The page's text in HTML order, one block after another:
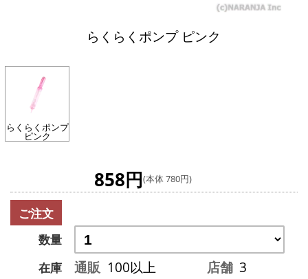
らくらくポンプ ピンク
らくらくポンプ
ピンク
858円(本体 780円)
ご注文
数量
在庫
通販 100以上 店舗 3